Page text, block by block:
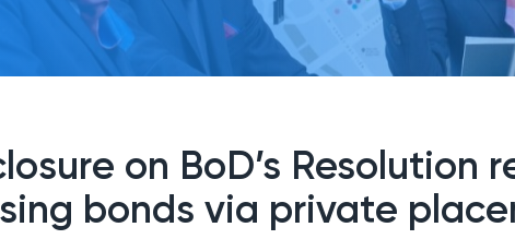
on BoD’s Resolution
bonds via private